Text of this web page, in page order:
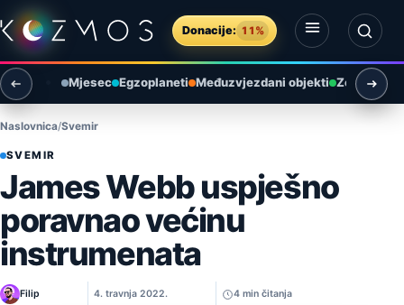
Preskoči na sadržaj
Donacije: 11%
Otvori izbornik
Otvori pretragu
Mjesec Egzoplaneti Međuzvjezdani objekti Zemlja i
Naslovnica Svemir
SVEMIR
James Webb uspješno
poravnao većinu
instrumenata
Filip 4. travnja 2022. 4 min čitanja